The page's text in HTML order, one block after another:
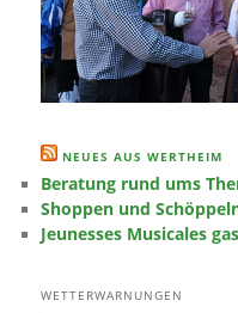
NEUES AUS WERTHEIM
Beratung rund ums
Shoppen und
Jeunesses Musicales
WETTERWARNUNGEN